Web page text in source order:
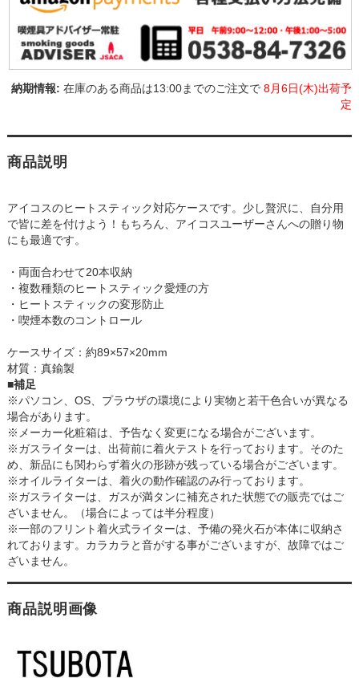
在庫のある商品は13:00までのご注文で8月6日(木)出荷予
定
商品説明
アイコスのヒートスティック対応ケースです。少し贅沢に、自分用
で皆に差を付けよう！もちろん、アイコスユーザーさんへの贈り物
にも最適です。
・両面合わせて20本収納
・複数種類のヒートスティック愛煙の方
・ヒートスティックの変形防止
・喫煙本数のコントロール
ケースサイズ：約89×57×20mm
材質：真鍮製
■補足
※パソコン、OS、プラウザの環境により実物と若干色合いが異なる
場合があります。
※メーカー化粧箱は、予告なく変更になる場合がございます。
※ガスライターは、出荷前に着火テストを行っております。そのた
め、新品にも関わらず着火の形跡が残っている場合がございます。
※オイルライターは、着火の動作確認のみ行っております。
※ガスライターは、ガスが満タンに補充された状態での販売ではご
ざいません。（場合によっては半分程度）
※一部のフリント着火式ライターは、予備の発火石が本体に収納さ
れております。カラカラと音がする事がございますが、故障ではご
ざいません。
商品説明画像